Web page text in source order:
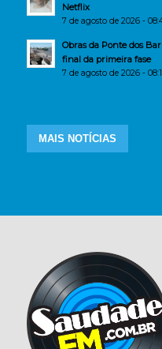
Netflix
7 de agosto de 2026 -
Obras da Ponte dos
final da primeira fase
7 de agosto de 2026 -
MAIS NOTÍCIAS